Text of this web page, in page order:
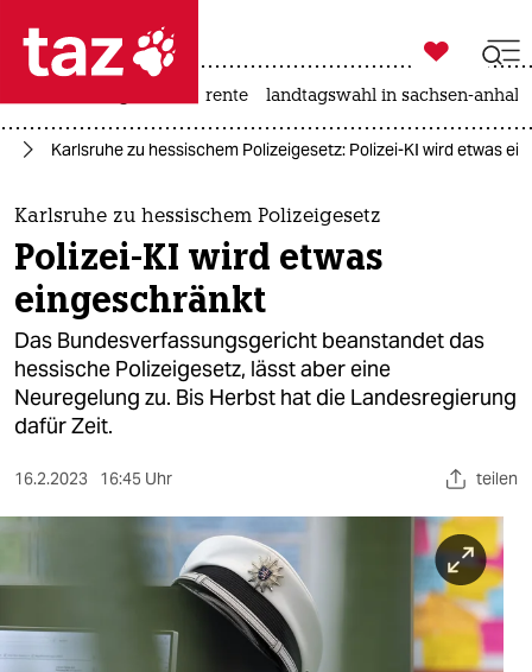
 taz zahl ich
taz zahl ich
themen
politik
öko
gesellschaft
kultur
sport
berlin
nord
wahrheit

taz zahl ich
rente landtagswahl in sachsen-anhalt
Karlsruhe zu hessischem Polizeigesetz: Polizei-KI wird etwas
Karlsruhe zu hessischem Polizeigesetz
Polizei-KI wird etwas
eingeschränkt
Das Bundesverfassungsgericht beanstandet das
hessische Polizeigesetz, lässt aber eine
Neuregelung zu. Bis Herbst hat die Landesregierung
dafür Zeit.
16.2.2023 16:45 Uhr teilen